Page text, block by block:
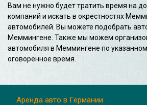
Вам не нужно будет тратить время на
компаний и искать в окрестностях
автомобилей. Вы можете подобрать
Меммингене. Также мы можем
автомобиля в Меммингене по
оговоренное время.
Аренда авто в Германии